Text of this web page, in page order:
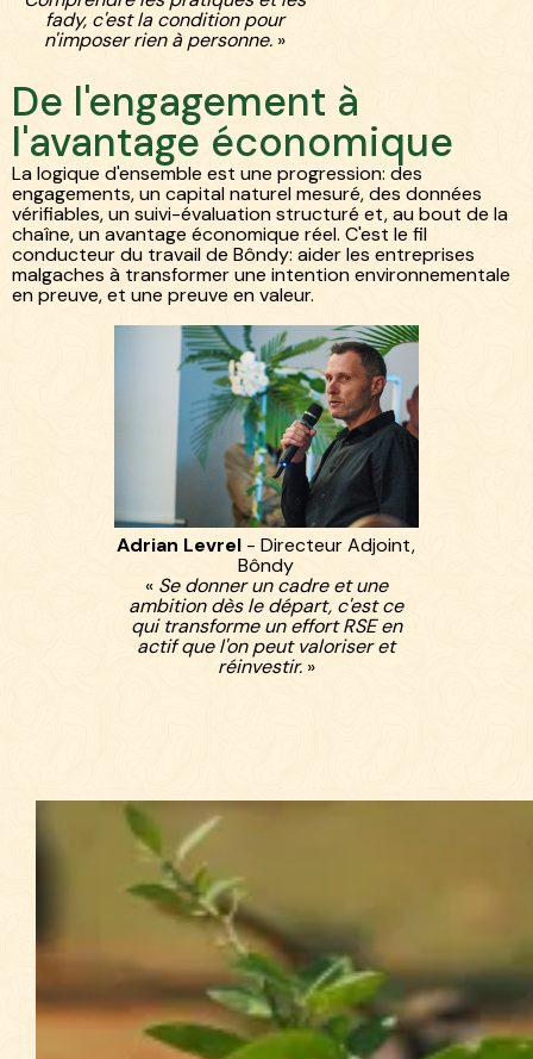
fady, c'est la condition pour
n'imposer rien à personne.»
De l'engagement à
l'avantage économique
La logique d'ensemble est une progression: des
engagements, un capital naturel mesuré, des données
vérifiables, un suivi-évaluation structuré et, au bout de la
chaîne, un avantage économique réel. C'est le fil
conducteur du travail de Bôndy: aider les entreprises
malgaches à transformer une intention environnementale
en preuve, et une preuve en valeur.
Adrian Levrel - Directeur Adjoint,
Bôndy
« Se donner un cadre et une
ambition dès le départ, c'est ce
qui transforme un effort RSE en
actif que l'on peut valoriser et
réinvestir. »